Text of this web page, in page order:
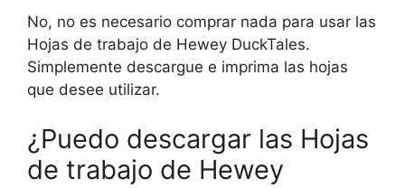
No, no es necesario comprar nada para usar las
Hojas de trabajo de Hewey DuckTales.
Simplemente descargue e imprima las hojas
que desee utilizar.
¿Puedo descargar las Hojas
de trabajo de Hewey